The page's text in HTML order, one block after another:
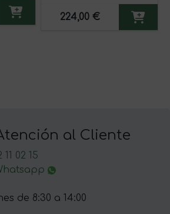
224,00 €
al Cliente
02 15
de 8:30 a 14:00